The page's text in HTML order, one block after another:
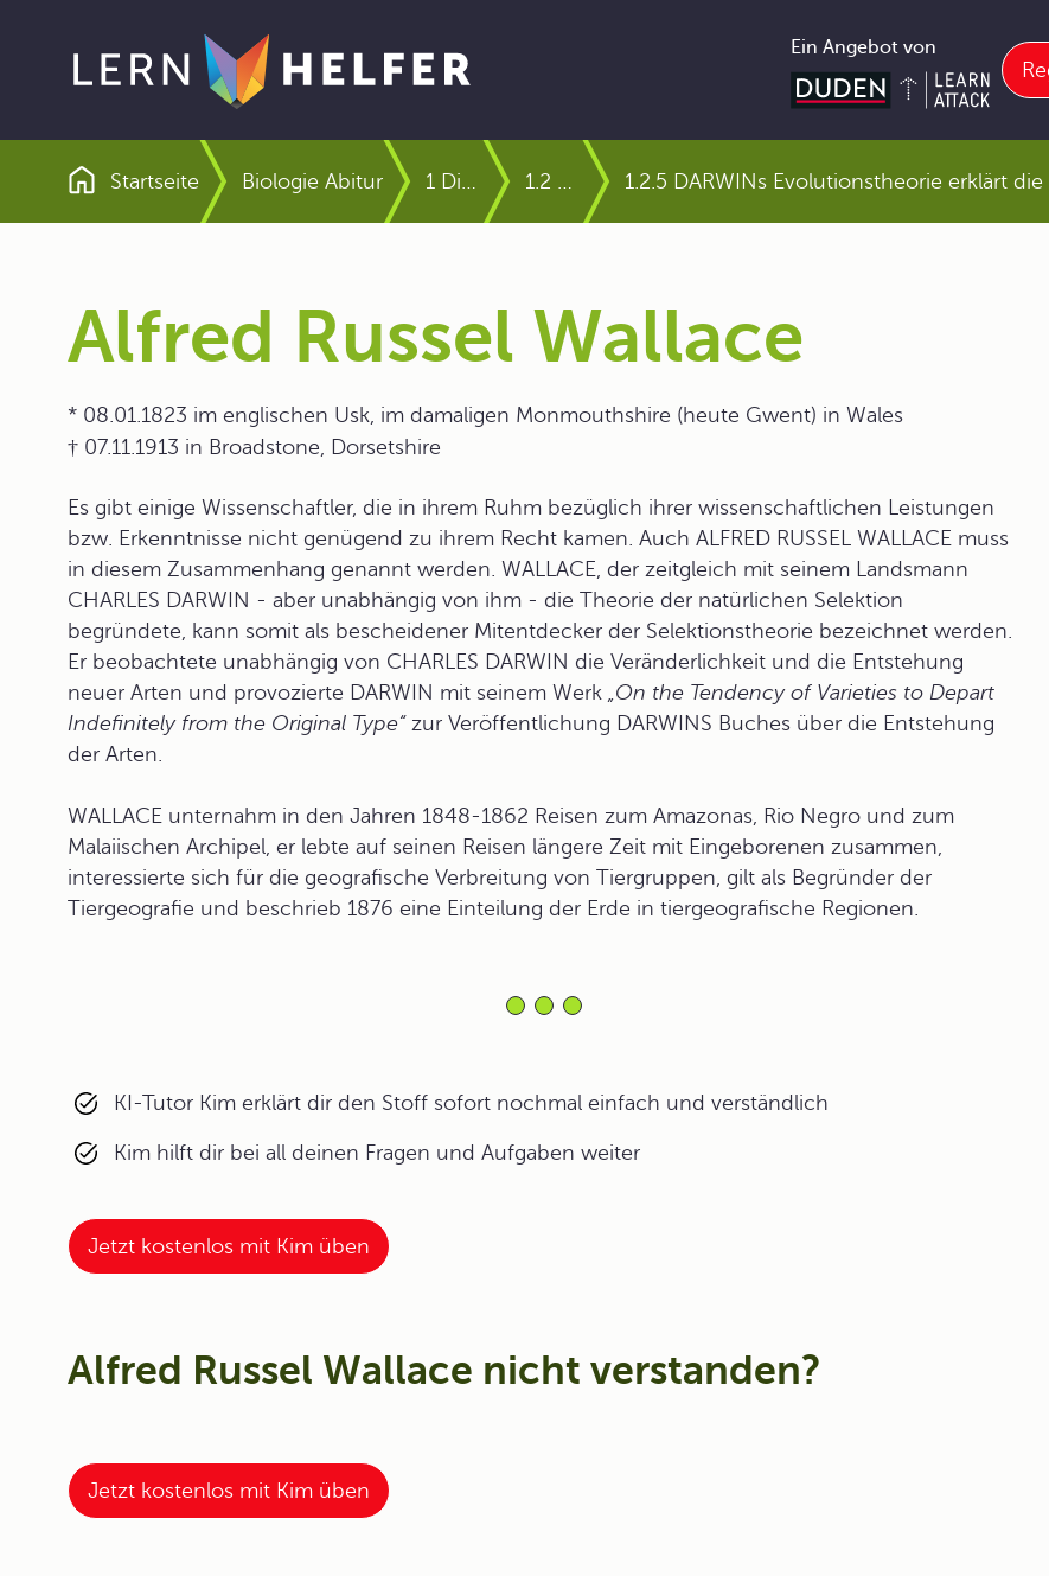
Ein Angebot von
Pfadnavigation
Startseite Biologie Abitur 1.2.5 DARWINs Evolutionstheorie erklärt
Alfred Russel Wallace
* 08.01.1823 im englischen Usk, im damaligen Monmouthshire (heute Gwent) in Wales
† 07.11.1913 in Broadstone, Dorsetshire
Es gibt einige Wissenschaftler, die in ihrem Ruhm bezüglich ihrer wissenschaftlichen Leistungen
bzw. Erkenntnisse nicht genügend zu ihrem Recht kamen. Auch ALFRED RUSSEL WALLACE muss
in diesem Zusammenhang genannt werden. WALLACE, der zeitgleich mit seinem Landsmann
CHARLES DARWIN - aber unabhängig von ihm - die Theorie der natürlichen Selektion
begründete, kann somit als bescheidener Mitentdecker der Selektionstheorie bezeichnet werden.
Er beobachtete unabhängig von CHARLES DARWIN die Veränderlichkeit und die Entstehung
neuer Arten und provozierte DARWIN mit seinem Werk „On the Tendency of Varieties to Depart
Indefinitely from the Original Type“zur Veröffentlichung DARWINS Buches über die Entstehung
der Arten.
WALLACE unternahm in den Jahren 1848-1862 Reisen zum Amazonas, Rio Negro und zum
Malaiischen Archipel, er lebte auf seinen Reisen längere Zeit mit Eingeborenen zusammen,
interessierte sich für die geografische Verbreitung von Tiergruppen, gilt als Begründer der
Tiergeografie und beschrieb 1876 eine Einteilung der Erde in tiergeografische Regionen.
KI-Tutor Kim erklärt dir den Stoff sofort nochmal einfach und verständlich
Kim hilft dir bei all deinen Fragen und Aufgaben weiter
Jetzt kostenlos mit Kim üben
Alfred Russel Wallace nicht verstanden?
Jetzt kostenlos mit Kim üben